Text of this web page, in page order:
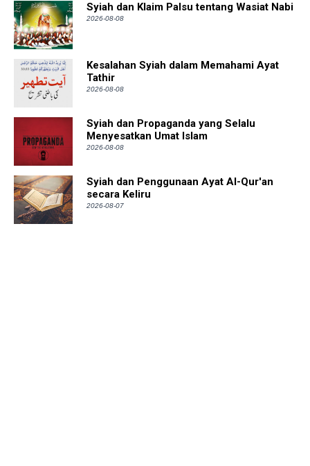
Syiah dan Klaim Palsu tentang Wasiat Nabi
2026-08-08
Kesalahan Syiah dalam Memahami Ayat
Tathir
2026-08-08
Syiah dan Propaganda yang Selalu
Menyesatkan Umat Islam
2026-08-08
Syiah dan Penggunaan Ayat Al-Qur'an
secara Keliru
2026-08-07